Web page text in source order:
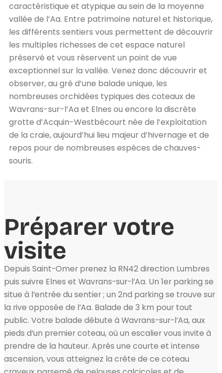
caractéristique et atypique au sein de la moyenne
vallée de l’Aa. Entre patrimoine naturel et historique,
les différents sentiers vous permettent de découvrir
les multiples richesses de cet espace naturel
préservé et vous réservent un point de vue
exceptionnel sur la vallée. Venez donc découvrir et
observer, au gré d’une balade unique, les
nombreuses orchidées typiques des coteaux de
Wavrans-sur-l’Aa et Elnes ou encore la discrète
grotte d’Acquin-Westbécourt née de l’exploitation
de la craie, aujourd’hui lieu majeur d’hivernage et de
repos pour de nombreuses espèces de chauves-
souris.
Préparer votre
visite
Depuis Saint-Omer prenez la RN42 direction Lumbres
puis suivre Elnes et Wavrans-sur-l’Aa. Un 1er parking se
situe à l’entrée du sentier ; un 2nd parking se trouve sur
la rive opposée de l’Aa. Balade de 3 km pour tout
public. Votre balade débute à Wavrans-sur-l’Aa, aux
pieds d’un premier coteau, où un escalier vous invite à
prendre de la hauteur. Après une courte et intense
ascension, vous atteignez la crête de ce coteau